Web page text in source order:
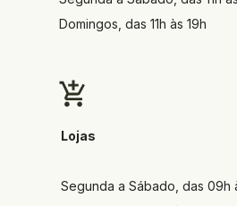
Domingos, das 11h às 19h
Lojas
Segunda a Sábado, das 09h